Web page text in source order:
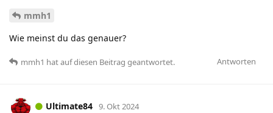
mmh1
Wie meinst du das genauer?
Antworten
mmh1 hatauf diesen Beitrag geantwortet.
Ultimate84 9. Okt 2024